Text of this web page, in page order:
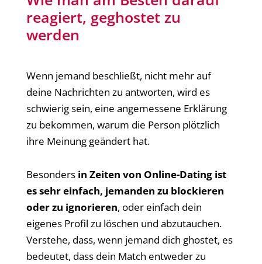
reagiert, geghostet zu
werden
Wenn jemand beschließt, nicht mehr auf
deine Nachrichten zu antworten, wird es
schwierig sein, eine angemessene Erklärung
zu bekommen, warum die Person plötzlich
ihre Meinung geändert hat.
Besonders in Zeiten von Online-Dating ist
es sehr einfach, jemanden zu blockieren
oder zu ignorieren, oder einfach dein
eigenes Profil zu löschen und abzutauchen.
Verstehe, dass, wenn jemand dich ghostet, es
bedeutet, dass dein Match entweder zu